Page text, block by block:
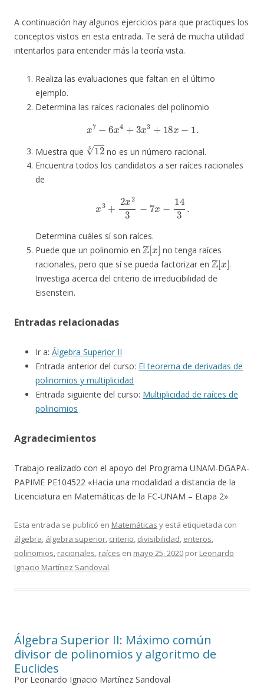
A continuación hay algunos ejercicios para que practiques los
conceptos vistos en esta entrada. Te será de mucha utilidad
intentarlos para entender más la teoría vista.
Realiza las evaluaciones que faltan en el último
ejemplo.
Determina las raíces racionales del polinomio
x −6 x + 3 3 + 18x
Muestra que
123
no es un número racional.
Encuentra todos los candidatos a ser raíces racionales
de
2x2 143.
Determina cuáles sí son raíces.
Puede que un polinomio en
Z[x ]
no tenga raíces
racionales, pero que sí se pueda factorizar en
Z[ ]
.
Investiga acerca del criterio de irreducibilidad de
Eisenstein.
Entradas relacionadas
Ir a: Álgebra Superior II
Entrada anterior del curso: El teorema de derivadas de
polinomios y multiplicidad
Entrada siguiente del curso: Multiplicidad de raíces de
polinomios
Agradecimientos
Trabajo realizado con el apoyo del Programa UNAM-DGAPA-
PAPIME PE104522 «Hacia una modalidad a distancia de la
Licenciatura en Matemáticas de la FC-UNAM – Etapa 2»
Esta entrada se publicó en Matemáticas y está etiquetada con
álgebra, álgebra superior, criterio, divisibilidad, enteros,
polinomios, racionales, raíces en mayo 25, 2020 por Leonardo
Ignacio Martínez Sandoval.
Álgebra Superior II: Máximo común
divisor de polinomios y algoritmo de
Euclides
Por Leonardo Ignacio Martínez Sandoval